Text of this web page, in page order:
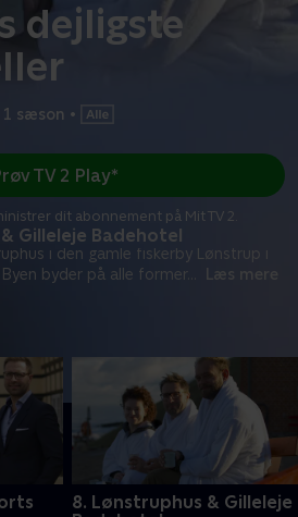
dejligste
1 sæson •
Gilleleje Badehotel
i den gamle fiskerby Lønstrup i
byder på alle former
Læs mere
TV 2 Play*
dit abonnement på Mit TV 2.
8. Lønstruphus & Gilleleje